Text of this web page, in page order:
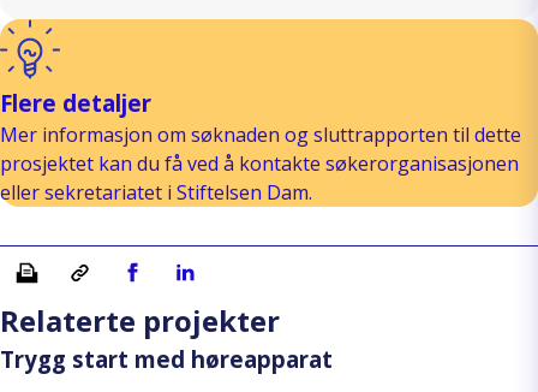
Flere detaljer
Mer informasjon om søknaden og sluttrapporten til dette
prosjektet kan du få ved å kontakte søkerorganisasjonen
eller sekretariatet i Stiftelsen Dam.
Skriv ut Kopiera länkDel på Facebook
Del på Linkedin
Relaterte projekter
Trygg start med høreapparat